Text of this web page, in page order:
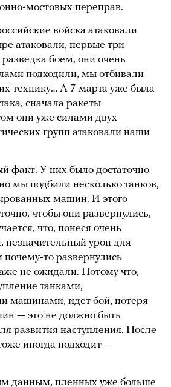
мостовых переправ.
войска атаковали
атаковали, первые три
боем, они очень
подходили, мы отбивали
технику… А 7 марта уже была
сначала ракеты
они уже силами двух
групп атаковали наши
факт. У них было достаточно
мы подбили несколько танков,
машин. И этого
чтобы они развернулись,
что, понеся очень
незначительный урон для
почему-то развернулись
не ожидали. Потому что,
танками,
машинами, идет бой, потеря
— это не должно быть
развития наступления. После
иногда подходит —
данным, пленных уже больше